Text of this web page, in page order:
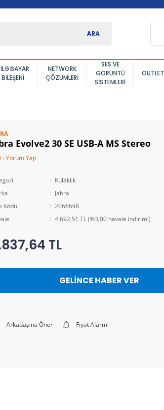
ARA
BILEŞENI
NETWORK
ÇÖZÜMLERI
SES VE
GÖRÜNTÜ
SISTEMLERI
OUTLET
Evolve2 30 SE USB-A MS Stereo
- Yorum Yap
Kulaklık
Jabra
Kodu
2066698
4.692,51 TL (%3,00 havale indirimi)
TL
GELİNCE HABER VER
Arkadaşına Öner Fiyat Alarmı